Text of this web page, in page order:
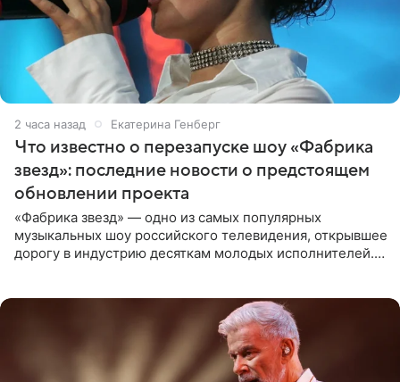
2 часа назад Екатерина Генберг
Что известно о перезапуске шоу «Фабрика
звезд»: последние новости о предстоящем
обновлении проекта
«Фабрика звезд» — одно из самых популярных
музыкальных шоу российского телевидения, открывшее
дорогу в индустрию десяткам молодых исполнителей.